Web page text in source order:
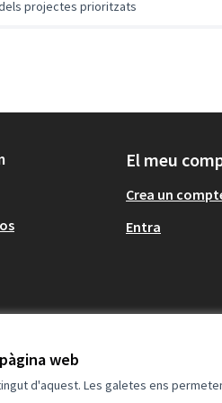
web
d'aquest. Les galetes ens
projectes prioritzats
El meu
Crea un
Entra